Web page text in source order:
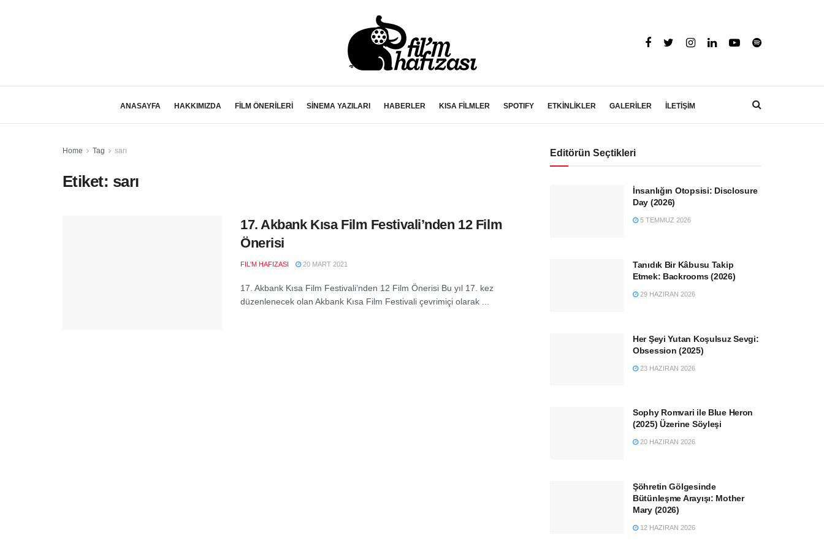
ANASAYFA HAKKIMIZDA FİLM ÖNERİLERİ SİNEMA YAZILARI HABERLER KISA FİLMLER SPOTIFY ETKİNLİKLER GALERİLER İLETİŞİM
Home Tag sarı
Etiket: sarı
17. Akbank Kısa Film Festivali’nden 12 Film
Önerisi
FIL'M HAFIZASI 20 MART 2021
17. Akbank Kısa Film Festivali’nden 12 Film Önerisi Bu yıl 17. kez
düzenlenecek olan Akbank Kısa Film Festivali çevrimiçi olarak ...
Editörün Seçtikleri
İnsanlığın Otopsisi: Disclosure
Day (2026)
5 TEMMUZ 2026
Tanıdık Bir Kâbusu Takip
Etmek: Backrooms (2026)
29 HAZIRAN 2026
Her Şeyi Yutan Koşulsuz Sevgi:
Obsession (2025)
23 HAZIRAN 2026
Sophy Romvari ile Blue Heron
(2025) Üzerine Söyleşi
20 HAZIRAN 2026
Şöhretin Gölgesinde
Bütünleşme Arayışı: Mother
Mary (2026)
12 HAZIRAN 2026